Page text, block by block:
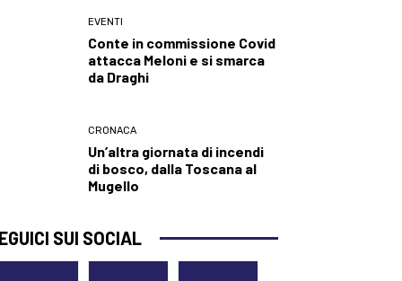
EVENTI
Conte in commissione Covid
attacca Meloni e si smarca
da Draghi
CRONACA
Un’altra giornata di incendi
di bosco, dalla Toscana al
Mugello
SUI SOCIAL